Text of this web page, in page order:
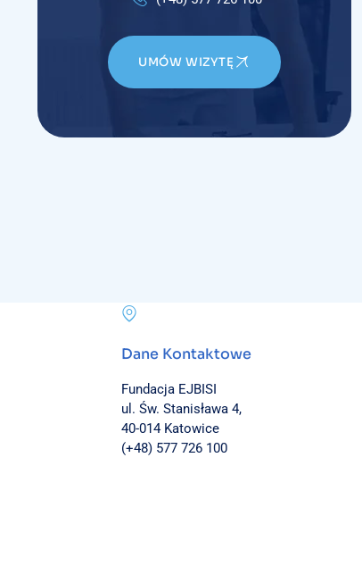
UMÓW WIZYTĘ
Dane Kontaktowe
Fundacja EJBISI
ul. Św. Stanisława 4,
40-014 Katowice
(+48) 577 726 100